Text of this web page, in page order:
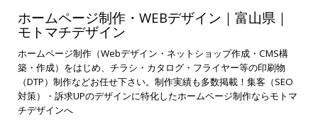
ホームページ制作・WEBデザイン｜富山県｜
モトマチデザイン
ホームページ制作（Webデザイン・ネットショップ作成・CMS構
築・作成）をはじめ、チラシ・カタログ・フライヤー等の印刷物
（DTP）制作などお任せ下さい。制作実績も多数掲載！集客（SEO
対策）・訴求UPのデザインに特化したホームページ制作ならモトマ
チデザインへ